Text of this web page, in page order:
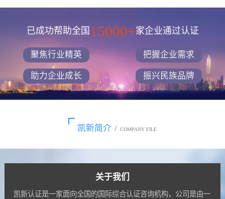
已成功帮助全国 15000+家企业通过认证
聚焦行业精英 把握企业需求
助力企业成长 振兴民族品牌
凯新简介 / COMPANY FILE
关于我们
凯新认证是一家面向全国的国际综合认证咨询机构，公司是由一